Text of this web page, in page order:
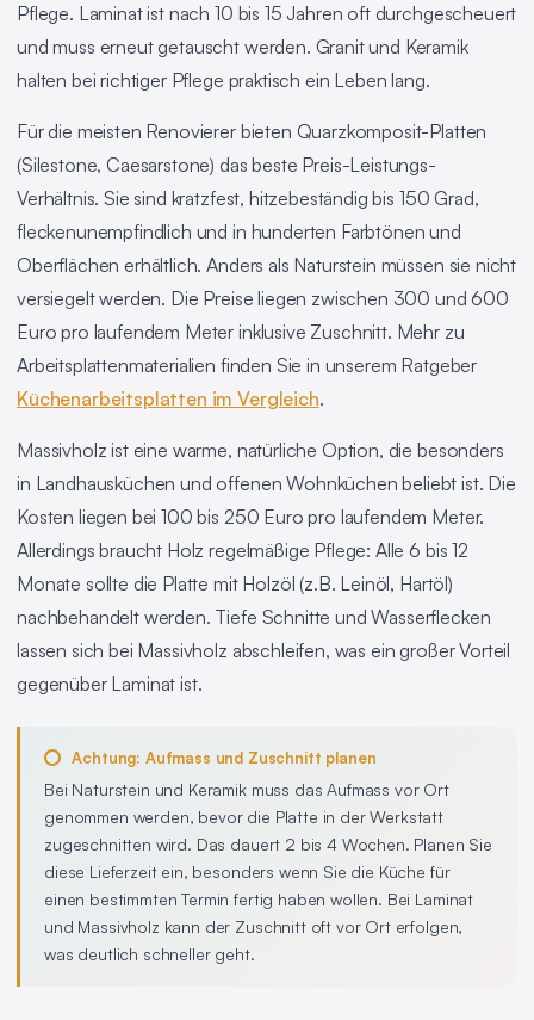
Pflege. Laminat ist nach 10 bis 15 Jahren oft durchgescheuert
und muss erneut getauscht werden. Granit und Keramik
halten bei richtiger Pflege praktisch ein Leben lang.
Für die meisten Renovierer bieten Quarzkomposit-Platten
(Silestone, Caesarstone) das beste Preis-Leistungs-
Verhältnis. Sie sind kratzfest, hitzebeständig bis 150 Grad,
fleckenunempfindlich und in hunderten Farbtönen und
Oberflächen erhältlich. Anders als Naturstein müssen sie nicht
versiegelt werden. Die Preise liegen zwischen 300 und 600
Euro pro laufendem Meter inklusive Zuschnitt. Mehr zu
Arbeitsplattenmaterialien finden Sie in unserem Ratgeber
Küchenarbeitsplatten im Vergleich.
Massivholz ist eine warme, natürliche Option, die besonders
in Landhausküchen und offenen Wohnküchen beliebt ist. Die
Kosten liegen bei 100 bis 250 Euro pro laufendem Meter.
Allerdings braucht Holz regelmäßige Pflege: Alle 6 bis 12
Monate sollte die Platte mit Holzöl (z.B. Leinöl, Hartöl)
nachbehandelt werden. Tiefe Schnitte und Wasserflecken
lassen sich bei Massivholz abschleifen, was ein großer Vorteil
gegenüber Laminat ist.
Achtung: Aufmass und Zuschnitt planen
Bei Naturstein und Keramik muss das Aufmass vor Ort
genommen werden, bevor die Platte in der Werkstatt
zugeschnitten wird. Das dauert 2 bis 4 Wochen. Planen Sie
diese Lieferzeit ein, besonders wenn Sie die Küche für
einen bestimmten Termin fertig haben wollen. Bei Laminat
und Massivholz kann der Zuschnitt oft vor Ort erfolgen,
was deutlich schneller geht.